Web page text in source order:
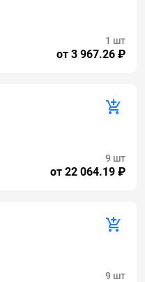
от 3 967.26 ₽
1 шт
от 22 064.19 ₽
9 шт
9 шт